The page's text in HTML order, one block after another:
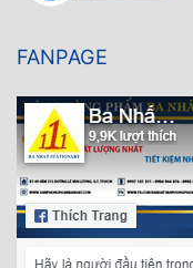
FANPAGE